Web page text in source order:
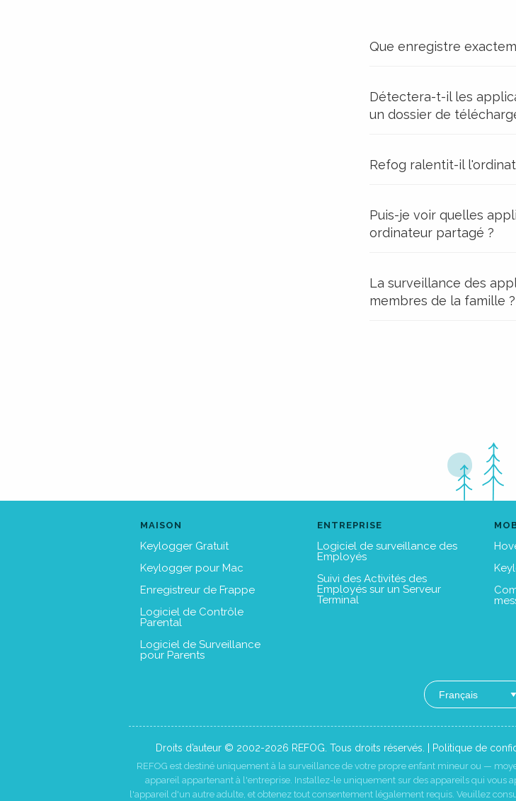
Que enregistre
Détectera-t-il les
un dossier de
Refog ralentit-il
Puis-je voir quelles
ordinateur partagé ?
La surveillance des
membres de la famille ?
MAISON
Keylogger Gratuit
Keylogger pour Mac
Enregistreur de Frappe
Logiciel de Contrôle
Parental
Logiciel de Surveillance
pour Parents
ENTREPRISE
Logiciel de surveillance des
Employés
Suivi des Activités des
Employés sur un Serveur
Terminal
Droits d’auteur © 2002-2026 REFOG. Tous droits réservés. | Politique de
REFOG est destiné uniquement à la surveillance de votre propre enfant mineur ou —
appareil appartenant à l'entreprise. Installez-le uniquement sur des appareils qui vous
l'appareil d'un autre adulte, et obtenez tout consentement légalement requis. Veuillez